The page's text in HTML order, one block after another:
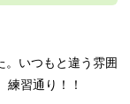
いつもと違う雰囲
練習通り！！